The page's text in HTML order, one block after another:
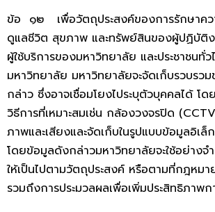
ข้อ ๑๒ เพื่อวัตถุประสงค์ของการรักษาค
ดูแลชีวิต สุขภาพ และทรัพย์สินของผู้ปฏิบัติง
ผู้ใช้บริการของมหาวิทยาลัย และประชาชนทั่
มหาวิทยาลัย มหาวิทยาลัยจะจัดเก็บรวบรว
กล่าว ซึ่งอาจเชื่อมโยงไประบุตัวบุคคลได้ โด
วิธีการที่เหมาะสมเช่น กล้องวงจรปิด
ภาพและเสียงและจัดเก็บในรูปแบบข้อมูลอิเ
โดยข้อมูลดังกล่าวมหาวิทยาลัยจะใช้อย่างจ
ให้เป็นไปตามวัตถุประสงค์ หรือตามที่กฎหม
รวมถึงการประมวลผลเพื่อเพิ่มประสิทธิภาพก